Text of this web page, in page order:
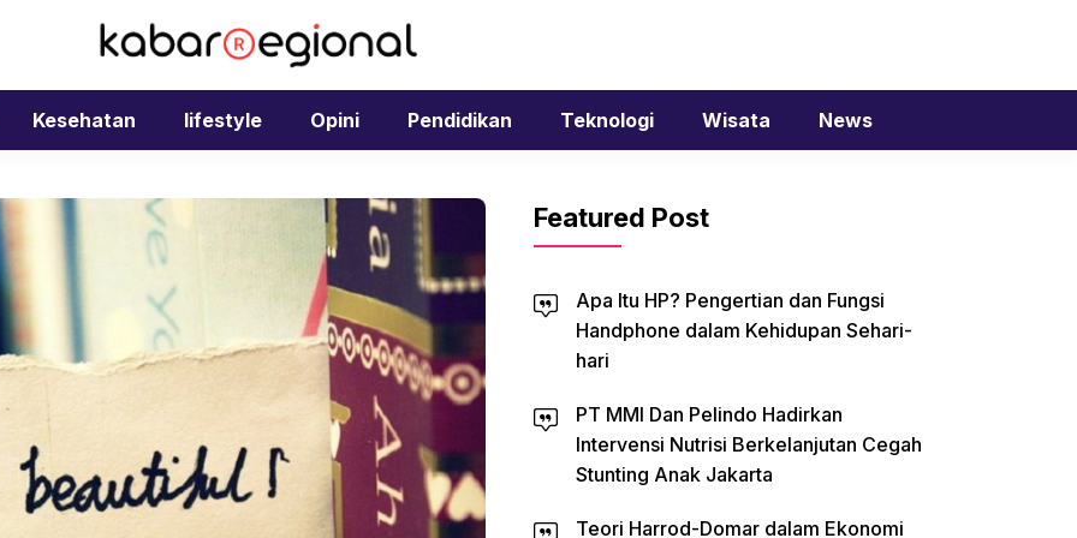
Kesehatan lifestyle Opini Pendidikan Teknologi Wisata News
Featured Post
Apa Itu HP? Pengertian dan Fungsi
Handphone dalam Kehidupan Sehari-
hari
PT MMI Dan Pelindo Hadirkan
Intervensi Nutrisi Berkelanjutan Cegah
Stunting Anak Jakarta
Teori Harrod-Domar dalam Ekonomi